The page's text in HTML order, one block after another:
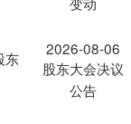
东
2026-08-06
股东大会决议
公告